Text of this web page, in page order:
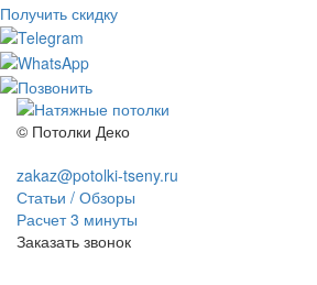
Получить скидку
© Потолки Деко
zakaz@potolki-tseny.ru
Статьи / Обзоры
Расчет 3 минуты
Заказать звонок